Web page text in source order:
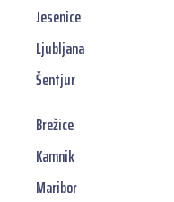
Jesenice
Ljubljana
Šentjur
Brežice
Kamnik
Maribor